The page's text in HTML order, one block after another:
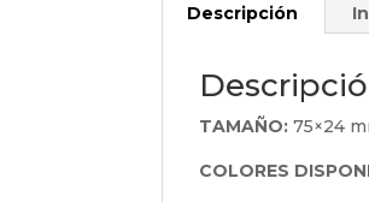
Descripción
TAMAÑO: 75×24
COLORES